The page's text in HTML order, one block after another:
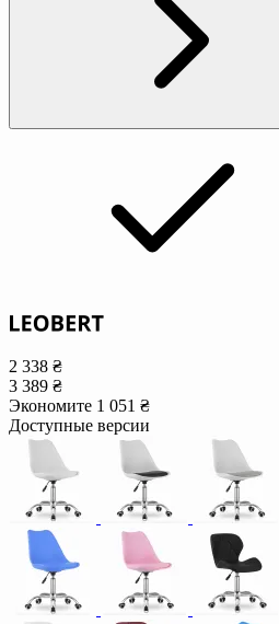
2 338 ₴
3 389 ₴
Экономите 1 051 ₴
Доступные версии